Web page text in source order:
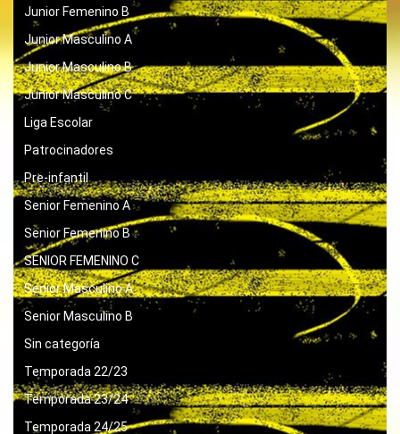
Junior Femenino B
Junior Masculino A
Junior Masculino B
Junior Masculino C
Liga Escolar
Patrocinadores
Pre-infantil
Senior Femenino A
Senior Femenino B
SENIOR FEMENINO C
Senior Masculino A
Senior Masculino B
Sin categoría
Temporada 22/23
Temporada 23/24
Temporada 24/25